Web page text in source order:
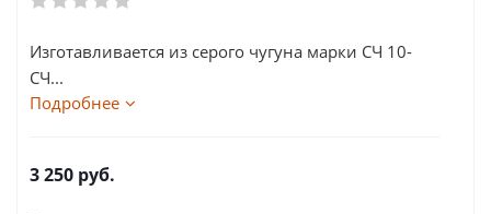
Изготавливается из серого чугуна марки СЧ 10-
СЧ...
Подробнее
3 250 руб.